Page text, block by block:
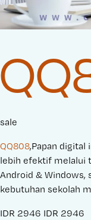
sale
QQ808,Papan digital
lebih efektif melalui
Android &
kebutuhan sekolah
S
IDR 2946 O
IDR 2946